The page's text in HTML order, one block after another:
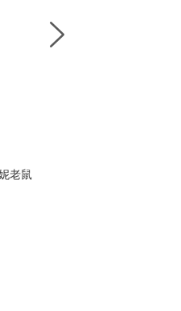
老鼠